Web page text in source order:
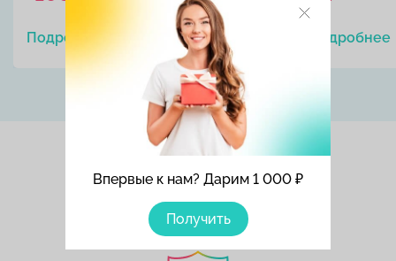
Впервые к нам? Дарим 1 000 ₽
Получить
Записаться
Подробнее Подробнее
Наши преимущества